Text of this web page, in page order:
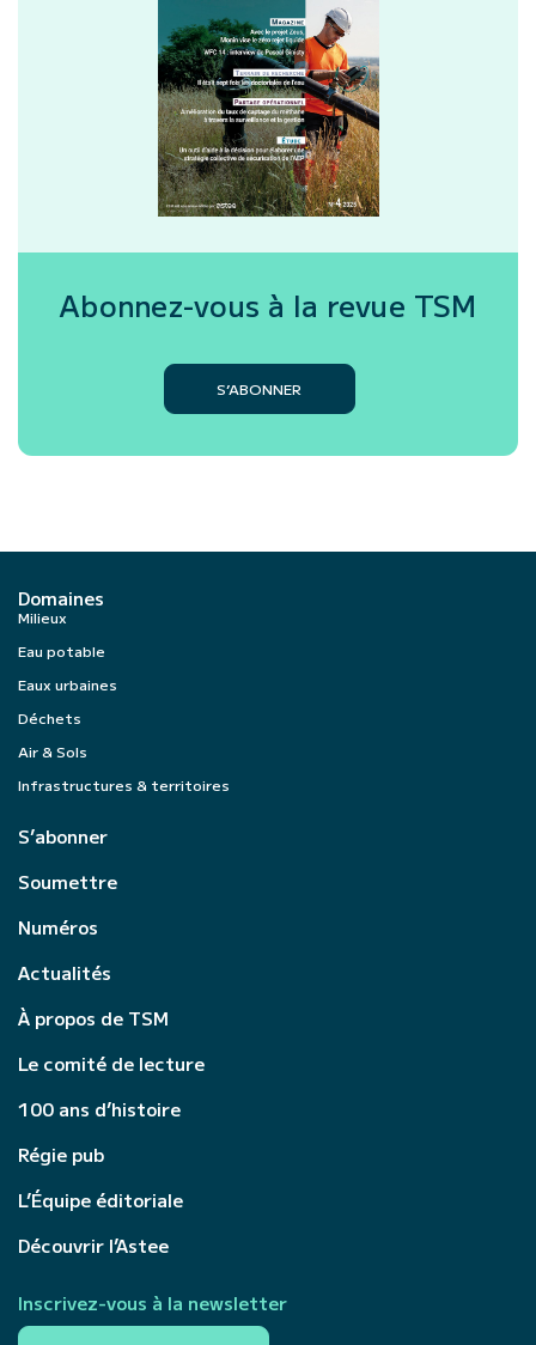
Abonnez-vous à la revue TSM
S’ABONNER
Domaines
Milieux
Eau potable
Eaux urbaines
Déchets
Air & Sols
Infrastructures & territoires
S’abonner
Soumettre
Numéros
Actualités
À propos de TSM
Le comité de lecture
100 ans d’histoire
Régie pub
L’Équipe éditoriale
Découvrir l’Astee
Inscrivez-vous à la newsletter